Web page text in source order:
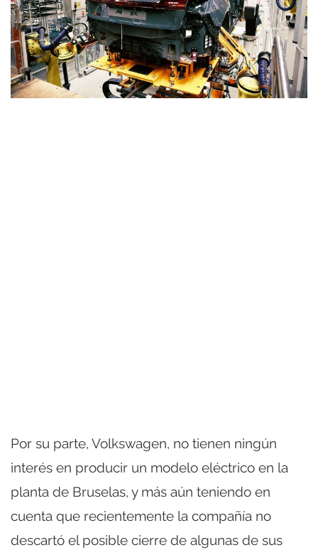
Por su parte, Volkswagen, no tienen ningún
interés en producir un modelo eléctrico en la
planta de Bruselas, y más aún teniendo en
cuenta que recientemente la compañía no
descartó el posible cierre de algunas de sus